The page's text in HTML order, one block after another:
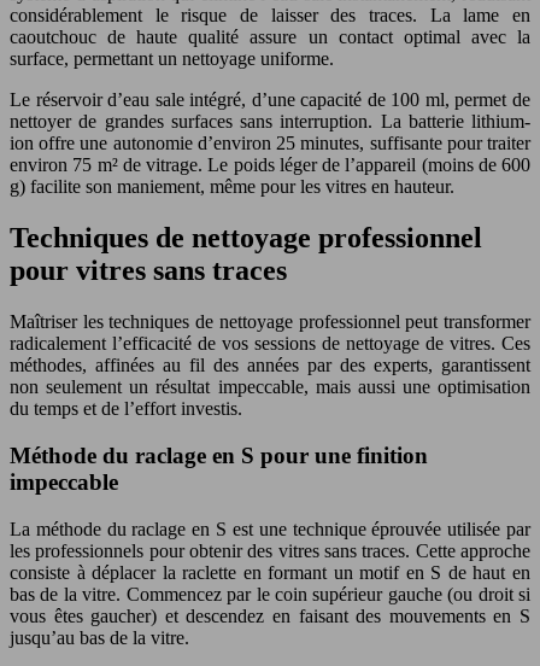
considérablement le risque de laisser des traces. La lame en
caoutchouc de haute qualité assure un contact optimal avec la
surface, permettant un nettoyage uniforme.
Le réservoir d’eau sale intégré, d’une capacité de 100 ml, permet de
nettoyer de grandes surfaces sans interruption. La batterie lithium-
ion offre une autonomie d’environ 25 minutes, suffisante pour traiter
environ 75 m² de vitrage. Le poids léger de l’appareil (moins de 600
g) facilite son maniement, même pour les vitres en hauteur.
Techniques de nettoyage professionnel
pour vitres sans traces
Maîtriser les techniques de nettoyage professionnel peut transformer
radicalement l’efficacité de vos sessions de nettoyage de vitres. Ces
méthodes, affinées au fil des années par des experts, garantissent
non seulement un résultat impeccable, mais aussi une optimisation
du temps et de l’effort investis.
Méthode du raclage en S pour une finition
impeccable
La méthode du raclage en S est une technique éprouvée utilisée par
les professionnels pour obtenir des vitres sans traces. Cette approche
consiste à déplacer la raclette en formant un motif en S de haut en
bas de la vitre. Commencez par le coin supérieur gauche (ou droit si
vous êtes gaucher) et descendez en faisant des mouvements en S
jusqu’au bas de la vitre.